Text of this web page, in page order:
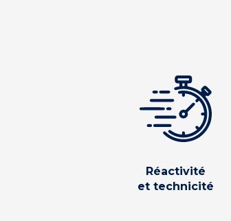
Réactivité
et technicité